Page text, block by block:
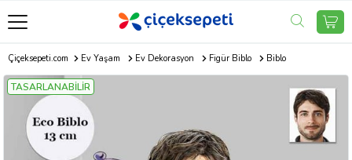
Çiçeksepeti.com Ev Yaşam Ev Dekorasyon Figür Biblo Biblo
TASARLANABİLİR